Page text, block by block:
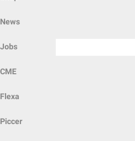
News
Jobs
CME
Flexa
Piccer